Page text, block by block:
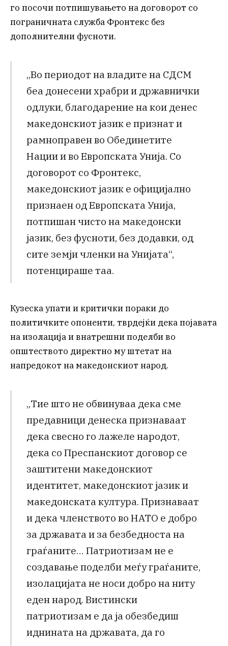
го посочи потпишувањето на договорот со
пограничната служба Фронтекс без
дополнителни фусноти.
„Во периодот на владите на СДСМ
беа донесени храбри и државнички
одлуки, благодарение на кои денес
македонскиот јазик е признат и
рамноправен во Обединетите
Нации и во Европската Унија. Со
договорот со Фронтекс,
македонскиот јазик е официјално
признаен од Европската Унија,
потпишан чисто на македонски
јазик, без фусноти, без додавки, од
сите земји членки на Унијата“,
потенцираше таа.
Кузеска упати и критички пораки до
политичките опоненти, тврдејќи дека појавата
на изолација и внатрешни поделби во
општеството директно му штетат на
напредокот на македонскиот народ.
„Тие што не обвинуваа дека сме
предавници денеска признаваат
дека свесно го лажеле народот,
дека со Преспанскиот договор се
заштитени македонскиот
идентитет, македонскиот јазик и
македонската култура. Признаваат
и дека членството во НАТО е добро
за државата и за безбедноста на
граѓаните… Патриотизам не е
создавање поделби меѓу граѓаните,
изолацијата не носи добро на ниту
еден народ. Вистински
патриотизам е да ја обезбедиш
иднината на државата, да го